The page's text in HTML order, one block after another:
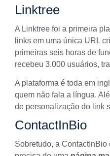
Linktree
A Linktree foi a primeira
links em uma única URL
primeiras seis horas de
recebeu 3.000 usuários,
A plataforma é toda em
quem não fala a língua.
de personalização do link
ContactInBio
Sobretudo, a ContactInBio